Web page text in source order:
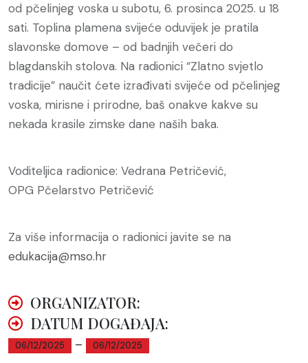
od pčelinjeg voska u subotu, 6. prosinca 2025. u 18
sati. Toplina plamena svijeće oduvijek je pratila
slavonske domove – od badnjih večeri do
blagdanskih stolova. Na radionici “Zlatno svjetlo
tradicije” naučit ćete izrađivati svijeće od pčelinjeg
voska, mirisne i prirodne, baš onakve kakve su
nekada krasile zimske dane naših baka.
Voditeljica radionice: Vedrana Petričević,
OPG Pčelarstvo Petričević
Za više informacija o radionici javite se na
edukacija@mso.hr
ORGANIZATOR:
DATUM DOGAĐAJA:
06/12/2025 – 06/12/2025